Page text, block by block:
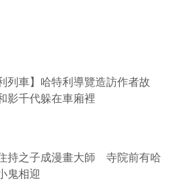
列車】哈特利導覽造訪作者故
千代躲在車廂裡
持之子成漫畫大師 寺院前有哈
鬼相迎